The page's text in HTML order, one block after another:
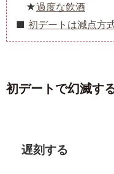
過度な飲酒
初デートは減点方
初デートで幻滅す
遅刻する